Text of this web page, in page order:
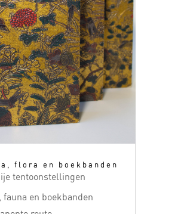
flora en boekbanden
tentoonstellingen
fauna en boekbanden